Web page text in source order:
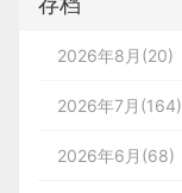
2026年8月(20)
2026年7月(164)
2026年6月(68)